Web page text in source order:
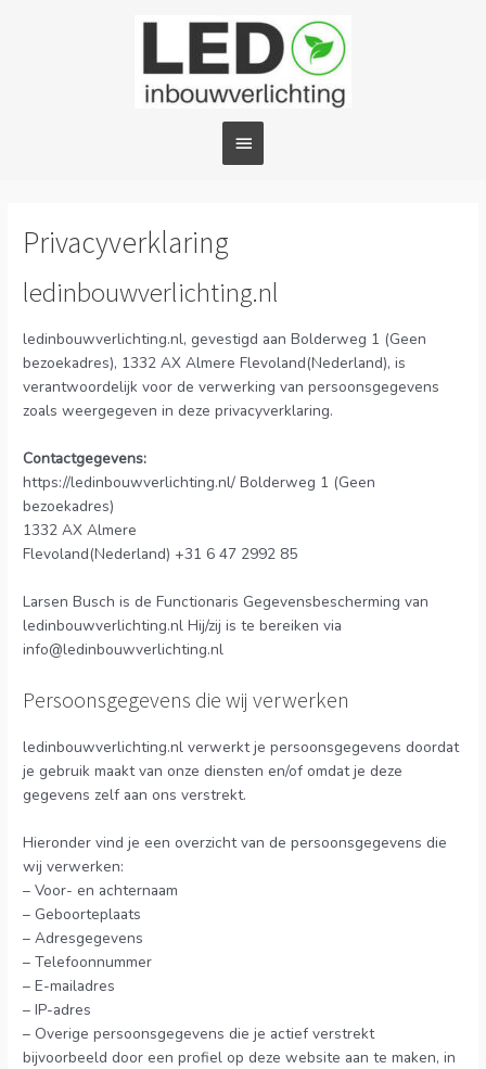
Hoofdmenu
Privacyverklaring
ledinbouwverlichting.nl
ledinbouwverlichting.nl, gevestigd aan Bolderweg 1 (Geen
bezoekadres), 1332 AX Almere Flevoland(Nederland), is
verantwoordelijk voor de verwerking van persoonsgegevens
zoals weergegeven in deze privacyverklaring.
Contactgegevens:
https://ledinbouwverlichting.nl/ Bolderweg 1 (Geen
bezoekadres)
1332 AX Almere
Flevoland(Nederland) +31 6 47 2992 85
Larsen Busch is de Functionaris Gegevensbescherming van
ledinbouwverlichting.nl Hij/zij is te bereiken via
info@ledinbouwverlichting.nl
Persoonsgegevens die wij verwerken
ledinbouwverlichting.nl verwerkt je persoonsgegevens doordat
je gebruik maakt van onze diensten en/of omdat je deze
gegevens zelf aan ons verstrekt.
Hieronder vind je een overzicht van de persoonsgegevens die
wij verwerken:
– Voor- en achternaam
– Geboorteplaats
– Adresgegevens
– Telefoonnummer
– E-mailadres
– IP-adres
– Overige persoonsgegevens die je actief verstrekt
bijvoorbeeld door een profiel op deze website aan te maken, in